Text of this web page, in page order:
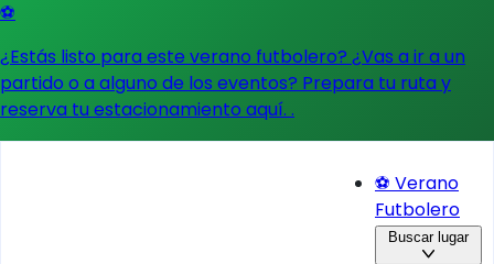
⚽
¿Estás listo para este verano futbolero? ¿Vas a ir a un
partido o a alguno de los eventos? Prepara tu ruta y
reserva tu estacionamiento aquí. .
⚽ Verano
Futbolero
Buscar lugar